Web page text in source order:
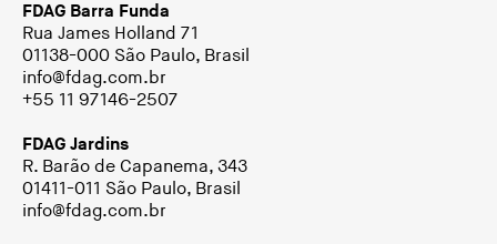
FDAG Barra Funda
Rua James Holland 71
01138-000 São Paulo, Brasil
info@fdag.com.br
+55 11 97146-2507
FDAG Jardins
R. Barão de Capanema, 343
01411-011 São Paulo, Brasil
info@fdag.com.br